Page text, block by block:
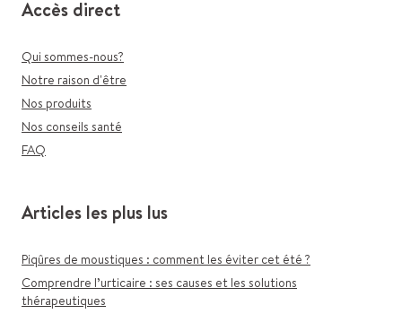
Accès direct
Qui sommes-nous?
Notre raison d'être
Nos produits
Nos conseils santé
FAQ
Articles les plus lus
Piqûres de moustiques : comment les éviter cet été ?
Comprendre l’urticaire : ses causes et les solutions
thérapeutiques